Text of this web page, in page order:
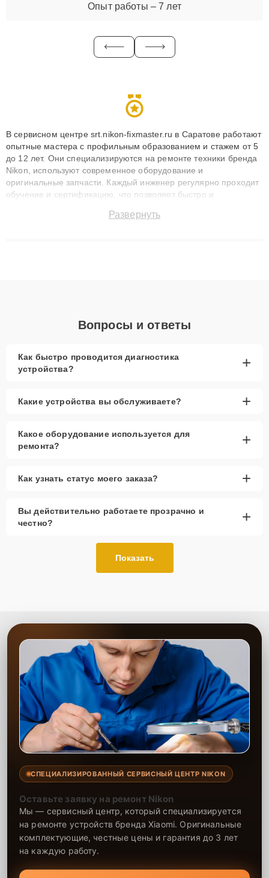
Опыт работы – 7 лет
В сервисном центре srt.nikon-fixmaster.ru в Саратове работают
опытные мастера с профильным образованием и стажем от 5
до 12 лет. Они специализируются на ремонте техники бренда
Nikon, используют современное оборудование и
оригинальные запчасти. Каждый инженер регулярно проходит
обучение и сертификацию, что позволяет быстро и
сохранением гарантии до 3 лет. Наши мастера решают
Развернуть
Вопросы и ответы
Как быстро проводится диагностика
устройства?
+
Какие устройства вы обслуживаете? +
Какое оборудование используется для
ремонта?
+
Как узнать статус моего заказа? +
Вы действительно работаете прозрачно и
честно?
+
Показать
СПЕЦИАЛИЗИРОВАННЫЙ СЕРВИСНЫЙ ЦЕНТР NIKON
Оставьте заявку на ремонт Nikon
Мы — сервисный центр, который специализируется
на ремонте устройств бренда Xiaomi. Оригинальные
комплектующие, честные цены и гарантия до 3 лет
на каждую работу.